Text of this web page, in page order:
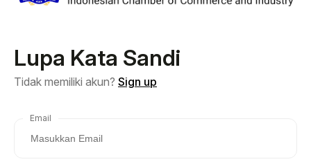
Lupa Kata Sandi
Tidak memiliki akun? Sign up
Email